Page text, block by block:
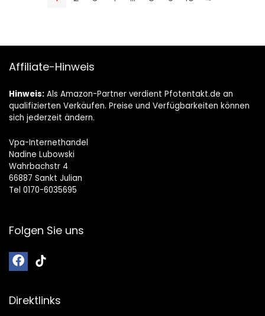
Amphibien
Futter für
Affiliate-Hinweis
Hinweis: Als Amazon-Partner verdient Pfotentakt.de an
qualifizierten Verkäufen. Preise und Verfügbarkeiten können
sich jederzeit ändern.
Vpa-Internethandel
Nadine Lubowski
Wahrbachstr 4
66887 Sankt Julian
Tel 0170-6035695
Folgen Sie uns
Direktlinks